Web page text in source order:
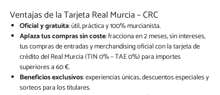
Ventajas de la Tarjeta Real Murcia – CRC
Oficial y gratuita: útil, práctica y 100% murcianista.
Aplaza tus compras sin coste: fracciona en 2 meses, sin intereses,
tus compras de entradas y merchandising oficial con la tarjeta de
crédito del Real Murcia (TIN 0% – TAE 0%) para importes
superiores a 60 €.
Beneficios exclusivos: experiencias únicas, descuentos especiales y
sorteos para los titulares.